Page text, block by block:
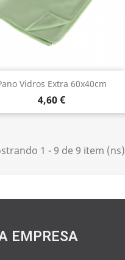
Vidros Extra 60x40cm
4,60 €
Vista rápida
1 - 9 de 9 item (ns)
EMPRESA